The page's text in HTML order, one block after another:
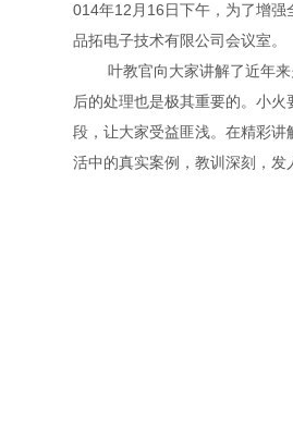
014年12月16日下午，为了增强
品拓电子技术有限公司会议室。
叶教官向大家讲解了近年来火
后的处理也是极其重要的。小
段，让大家受益匪浅。在精彩
活中的真实案例，教训深刻，发